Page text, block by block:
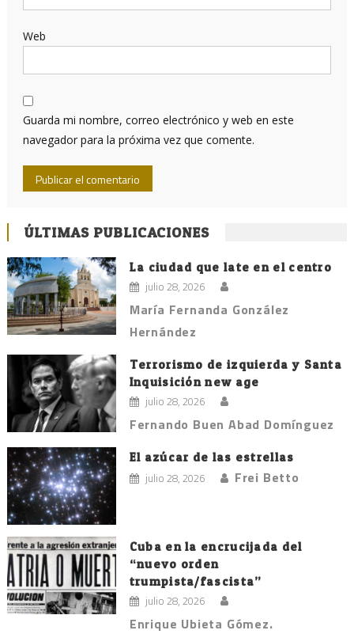
Web
Guarda mi nombre, correo electrónico y web en este
navegador para la próxima vez que comente.
ÚLTIMAS PUBLICACIONES
La ciudad que late en el centro
julio 28, 2026
María Fernanda González
Hernández
Terrorismo de izquierda y Santa
Inquisición new age
julio 28, 2026
Fernando Buen Abad Domínguez
El azúcar de las estrellas
julio 28, 2026 Frei Betto
Cuba en la encrucijada del
“nuevo orden
trumpista/fascista”
julio 28, 2026
Enrique Ubieta Gómez.